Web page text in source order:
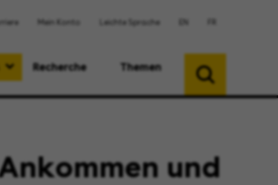
Mein Konto Leichte Sprache
Recherche Themen
und